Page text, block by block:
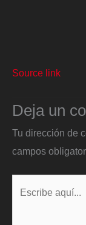
Source link
Deja un
Tu dirección de
campos